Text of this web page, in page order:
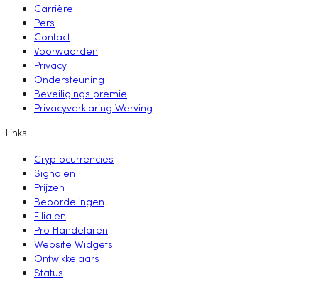
Carrière
Pers
Contact
Voorwaarden
Privacy
Ondersteuning
Beveiligings premie
Privacyverklaring Werving
Links
Cryptocurrencies
Signalen
Prijzen
Beoordelingen
Filialen
Pro Handelaren
Website Widgets
Ontwikkelaars
Status